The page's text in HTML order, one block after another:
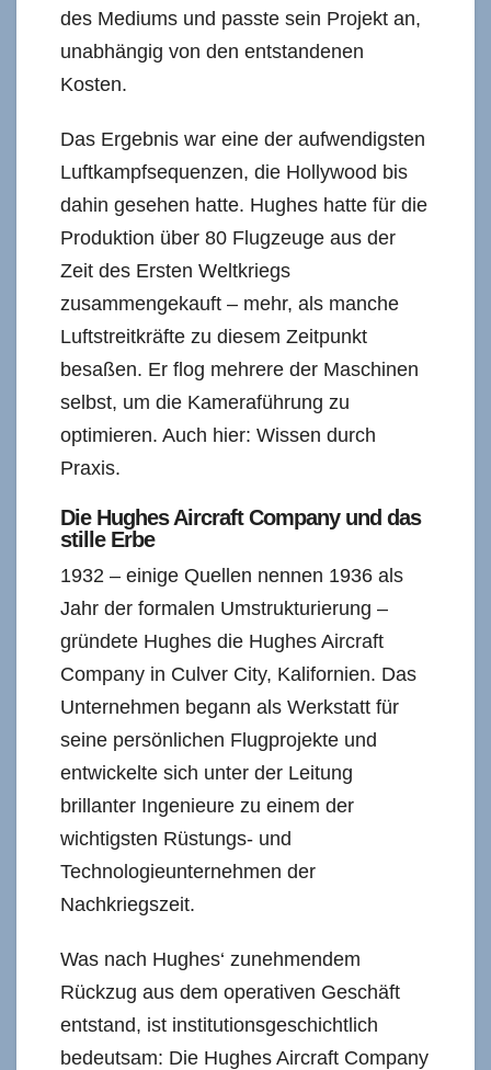
des Mediums und passte sein Projekt an,
unabhängig von den entstandenen
Kosten.
Das Ergebnis war eine der aufwendigsten
Luftkampfsequenzen, die Hollywood bis
dahin gesehen hatte. Hughes hatte für die
Produktion über 80 Flugzeuge aus der
Zeit des Ersten Weltkriegs
zusammengekauft – mehr, als manche
Luftstreitkräfte zu diesem Zeitpunkt
besaßen. Er flog mehrere der Maschinen
selbst, um die Kameraführung zu
optimieren. Auch hier: Wissen durch
Praxis.
Die Hughes Aircraft Company und das
stille Erbe
1932 – einige Quellen nennen 1936 als
Jahr der formalen Umstrukturierung –
gründete Hughes die Hughes Aircraft
Company in Culver City, Kalifornien. Das
Unternehmen begann als Werkstatt für
seine persönlichen Flugprojekte und
entwickelte sich unter der Leitung
brillanter Ingenieure zu einem der
wichtigsten Rüstungs- und
Technologieunternehmen der
Nachkriegszeit.
Was nach Hughes‘ zunehmendem
Rückzug aus dem operativen Geschäft
entstand, ist institutionsgeschichtlich
bedeutsam: Die Hughes Aircraft Company